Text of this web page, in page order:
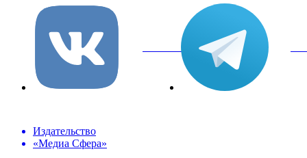
вКонтакте
Издательство
«Медиа Сфера»